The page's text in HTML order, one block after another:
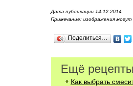
Дата публикации 14.12.2014
Примечание: изображения
Поделиться…
Ещё
Как выбрать